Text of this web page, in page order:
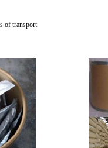
of transport